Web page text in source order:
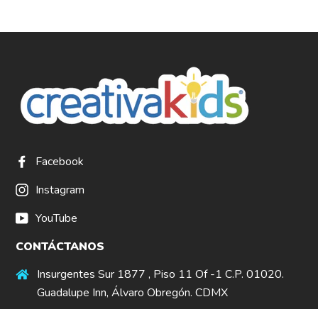
Facebook
Instagram
YouTube
CONTÁCTANOS
Insurgentes Sur 1877 , Piso 11 Of -1 C.P. 01020.
Guadalupe Inn, Álvaro Obregón. CDMX